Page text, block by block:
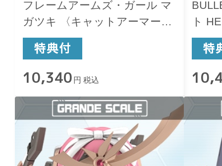
フレームアームズ・ガール マ
ガツキ 〈キャットアーマー
Ver.〉
10,340 円 税込
ト